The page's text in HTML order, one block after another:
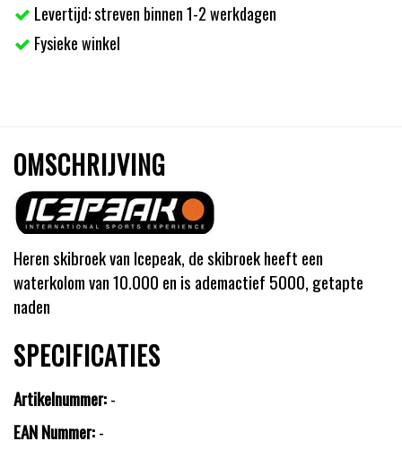
Levertijd: streven binnen 1-2 werkdagen
Fysieke winkel
OMSCHRIJVING
Heren skibroek van Icepeak, de skibroek heeft een
waterkolom van 10.000 en is ademactief 5000, getapte
naden
SPECIFICATIES
Artikelnummer:-
EAN Nummer:-